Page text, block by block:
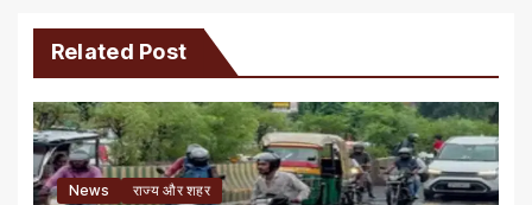
Related Post
News राज्य और शहर